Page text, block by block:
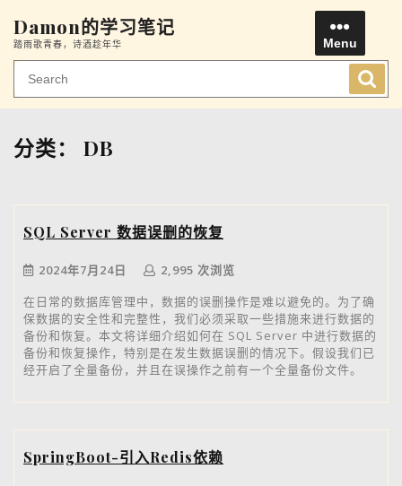
to
content
Damon的学习笔记
踏雨歌青春，诗酒趁年华 Menu
分类： DB
SQL Server 数据误删的恢复
2024年7月24日
2,995 次浏览
在日常的数据库管理中，数据的误删操作是难以避免的。为了确
保数据的安全性和完整性，我们必须采取一些措施来进行数据的
备份和恢复。本文将详细介绍如何在 SQL Server 中进行数据的
备份和恢复操作，特别是在发生数据误删的情况下。假设我们已
经开启了全量备份，并且在误操作之前有一个全量备份文件。
SpringBoot-引入Redis依赖